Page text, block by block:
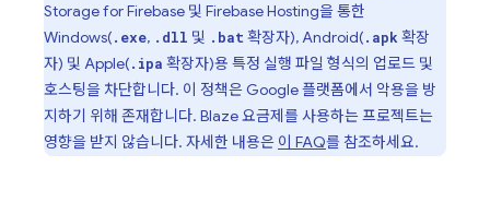
Storage for Firebase 및 Firebase Hosting을 통한
Windows(.exe, .dll 및 .bat 확장자), Android(.apk 확장
자) 및 Apple(.ipa 확장자)용 특정 실행 파일 형식의 업로드 및
호스팅을 차단합니다. 이 정책은 Google 플랫폼에서 악용을 방
지하기 위해 존재합니다. Blaze 요금제를 사용하는 프로젝트는
영향을 받지 않습니다. 자세한 내용은 이 FAQ를 참조하세요.